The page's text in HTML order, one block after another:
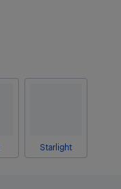
Starlight